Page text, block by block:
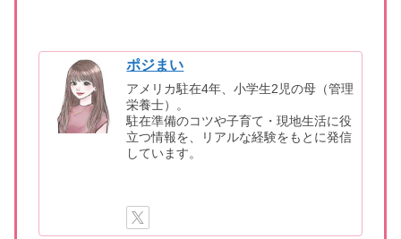
ポジまい
アメリカ駐在4年、小学生2児の母（管理
栄養士）。
駐在準備のコツや子育て・現地生活に役
立つ情報を、リアルな経験をもとに発信
しています。